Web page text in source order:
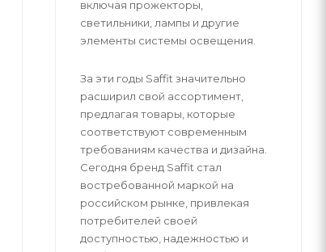
включая прожекторы,
светильники, лампы и другие
элементы системы освещения.
За эти годы Saffit значительно
расширил свой ассортимент,
предлагая товары, которые
соответствуют современным
требованиям качества и дизайна.
Сегодня бренд Saffit стал
востребованной маркой на
российском рынке, привлекая
потребителей своей
доступностью, надежностью и